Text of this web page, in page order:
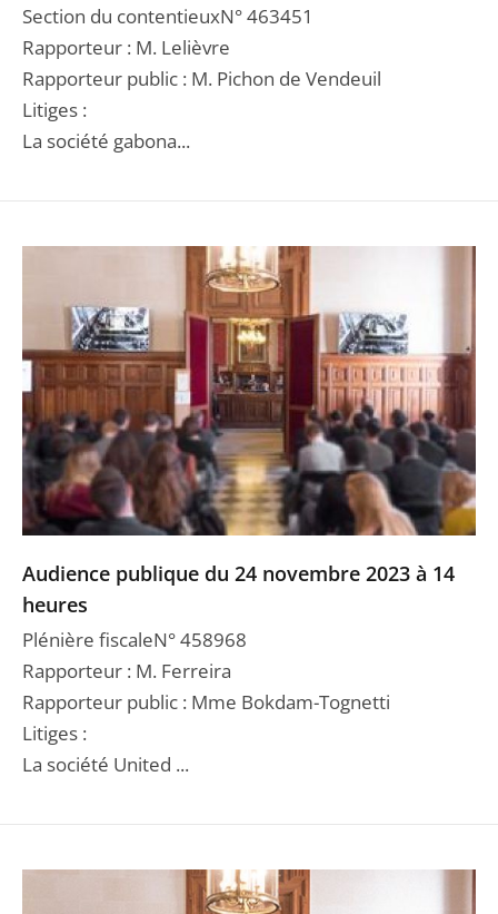
Section du contentieuxN° 463451
Rapporteur : M. Lelièvre
Rapporteur public : M. Pichon de Vendeuil
Litiges :
La société gabona...
Audience publique du 24 novembre 2023 à 14
heures
Plénière fiscaleN° 458968
Rapporteur : M. Ferreira
Rapporteur public : Mme Bokdam-Tognetti
Litiges :
La société United ...